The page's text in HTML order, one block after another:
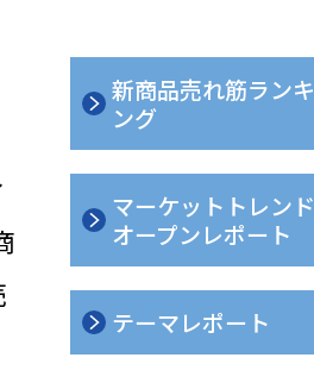
新商品売れ筋ランキ
ング
マーケットトレンド
オープンレポート
テーマレポート